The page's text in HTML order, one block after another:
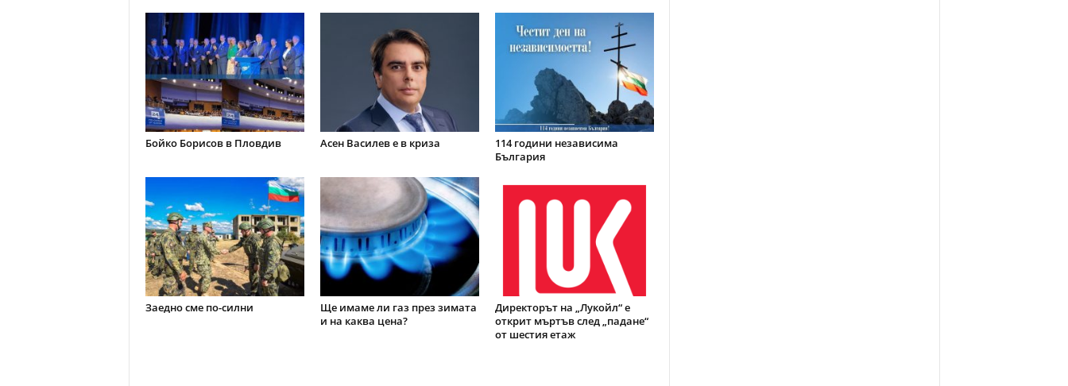
Бойко Борисов в Пловдив Асен Василев е в криза
114 години независима
България
Заедно сме по-силни
Ще имаме ли газ през зимата
и на каква цена?
Директорът на „Лукойл“ е
открит мъртъв след „падане“
от шестия етаж